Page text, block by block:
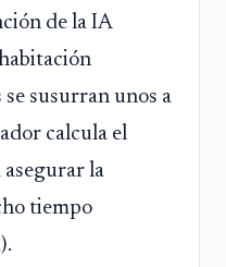
de la IA
susurran unos a
calcula el
la
tiempo